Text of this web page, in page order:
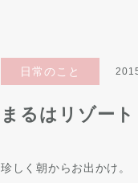
日常のこと
まるはリゾート
珍しく朝からお出かけ。